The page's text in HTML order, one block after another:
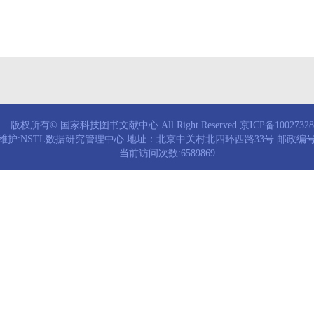
版权所有© 国家科技图书文献中心 All Right Reserved.京ICP备
护:NSTL数据研究管理中心 地址：北京中关村北四环西路33号 邮政编
当前访问次数:6589869